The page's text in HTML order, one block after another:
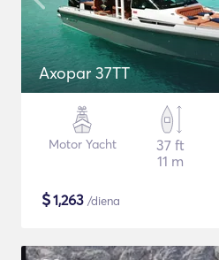
Axopar 37TT
Motor Yacht
37 ft
11 m
$1,263 /diena